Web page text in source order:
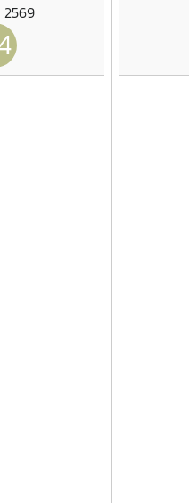
2569